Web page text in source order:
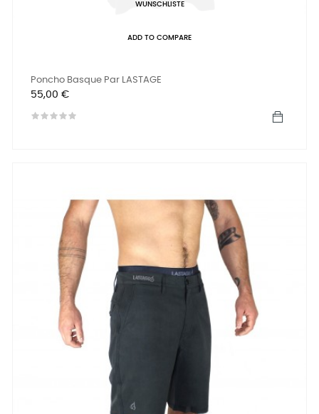
WUNSCHLISTE
ADD TO COMPARE
Poncho Basque Par LASTAGE
Preis
55,00 €